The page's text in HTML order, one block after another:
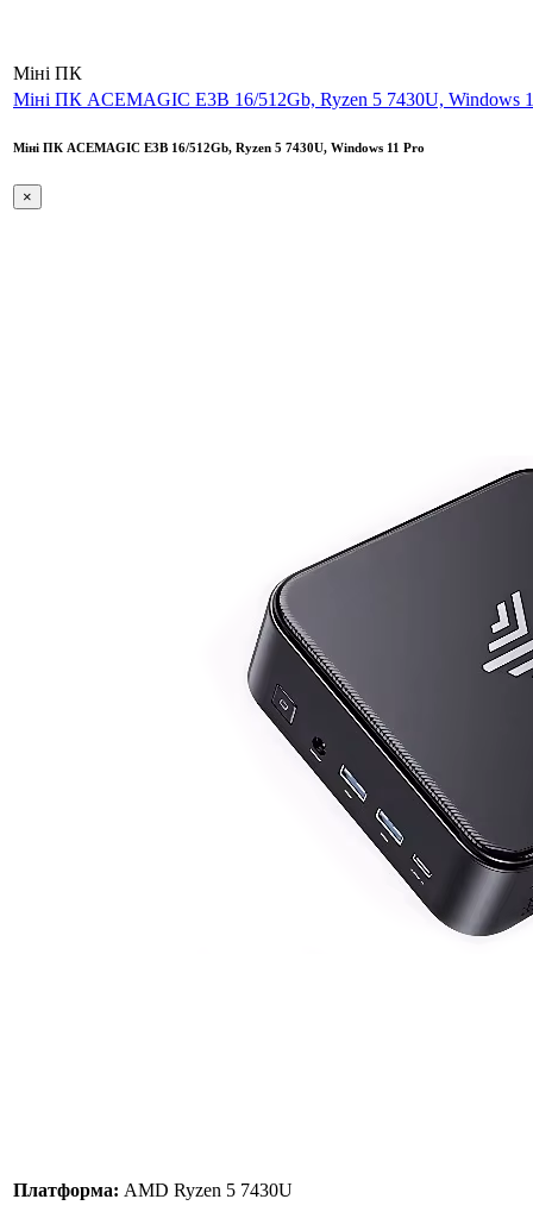
Міні ПК
Міні ПК ACEMAGIC E3B 16/512Gb, Ryzen 5 7430U, Windows
Міні ПК ACEMAGIC E3B 16/512Gb, Ryzen 5 7430U, Windows 11 Pro
×
Платформа: AMD Ryzen 5 7430U